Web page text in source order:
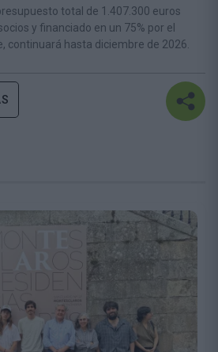
total de 1.407.300 euros
y financiado en un 75% por el
continuará hasta diciembre de 2026.